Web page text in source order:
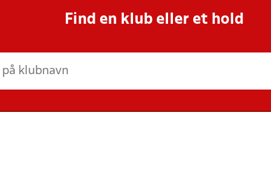
Find en klub eller et hold